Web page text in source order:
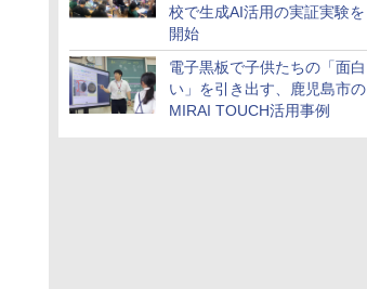
校で生成AI活用の実証実験を
開始
電子黒板で子供たちの「面白
い」を引き出す、鹿児島市の
MIRAI TOUCH活用事例